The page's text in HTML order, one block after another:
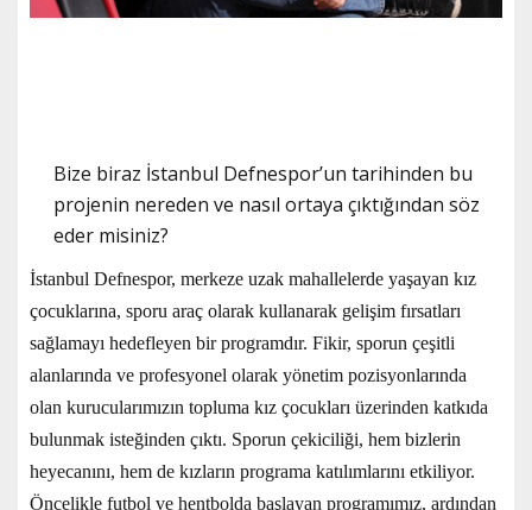
Bize biraz İstanbul Defnespor’un tarihinden bu
projenin nereden ve nasıl ortaya çıktığından söz
eder misiniz?
İstanbul Defnespor, merkeze uzak mahallelerde yaşayan kız
çocuklarına, sporu araç olarak kullanarak gelişim fırsatları
sağlamayı hedefleyen bir programdır. Fikir, sporun çeşitli
alanlarında ve profesyonel olarak yönetim pozisyonlarında
olan kurucularımızın topluma kız çocukları üzerinden katkıda
bulunmak isteğinden çıktı. Sporun çekiciliği, hem bizlerin
heyecanını, hem de kızların programa katılımlarını etkiliyor.
Öncelikle futbol ve hentbolda başlayan programımız, ardından